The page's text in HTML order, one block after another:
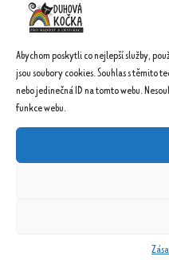
Abychom poskytli co nejlepší služby,
jsou soubory cookies. Souhlas s
nebo jedinečná ID na tomto webu.
funkce webu.